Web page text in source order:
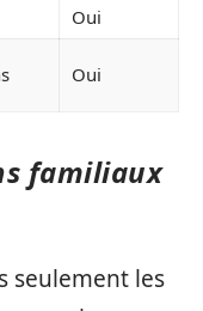
Oui
Oui
familiaux
seulement les